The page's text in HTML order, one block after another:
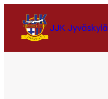
JJK Jyväskylä